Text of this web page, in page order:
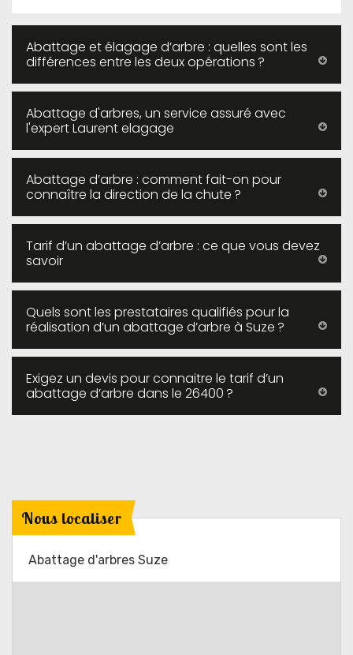
Abattage et élagage d’arbre : quelles sont les
différences entre les deux opérations ?
Abattage d'arbres, un service assuré avec
l'expert Laurent elagage
Abattage d’arbre : comment fait-on pour
connaître la direction de la chute ?
Tarif d’un abattage d’arbre : ce que vous devez
savoir
Quels sont les prestataires qualifiés pour la
réalisation d’un abattage d’arbre à Suze ?
Exigez un devis pour connaitre le tarif d’un
abattage d’arbre dans le 26400 ?
Nous localiser
Abattage d'arbres Suze